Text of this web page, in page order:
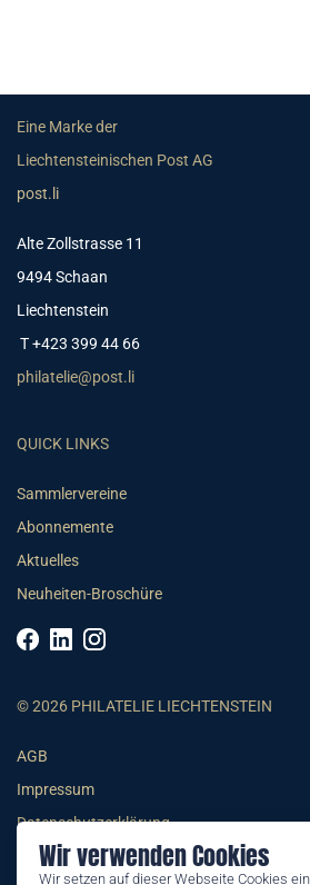
Wir verwenden Cookies
Wir setzen auf dieser Webseite Cookies
Eine Marke der
Liechtensteinischen Post AG
post.li
Alte Zollstrasse 11
9494 Schaan
Liechtenstein
T +423 399 44 66
philatelie@post.li
QUICK LINKS
Sammlervereine
Abonnemente
Aktuelles
Neuheiten-Broschüre
© 2026 PHILATELIE LIECHTENSTEIN
AGB
Impressum
Datenschutzerklärung